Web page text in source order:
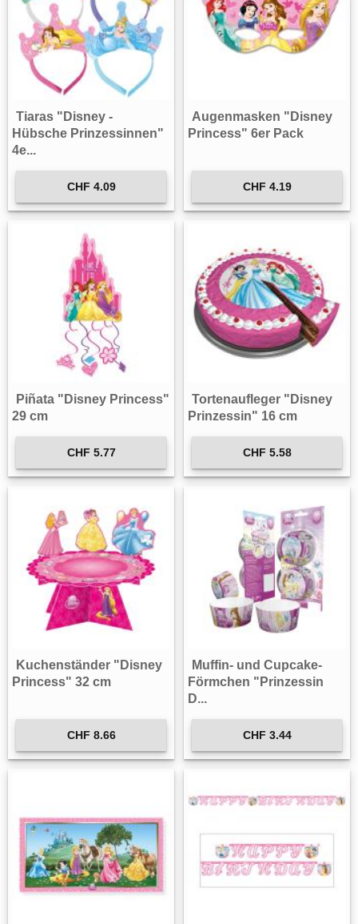
Tiaras "Disney -
Hübsche Prinzessinnen"
4e...
CHF 4.09
Augenmasken "Disney
Princess" 6er Pack
CHF 4.19
Piñata "Disney Princess"
29 cm
CHF 5.77
Tortenaufleger "Disney
Prinzessin" 16 cm
CHF 5.58
Kuchenständer "Disney
Princess" 32 cm
CHF 8.66
Muffin- und Cupcake-
Förmchen "Prinzessin
D...
CHF 3.44